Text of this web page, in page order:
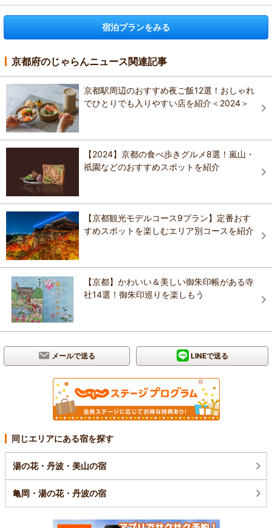
宿泊プランをみる
京都府のじゃらんニュース関連記事
京都駅周辺のおすすめ夜ご飯12選！おしゃれ
でひとりでも入りやすい店を紹介＜2024＞
【2024】京都の食べ歩きグルメ8選！嵐山・
祇園などのおすすめスポットを紹介
【京都観光モデルコース9プラン】定番おす
すめスポットを楽しむエリア別コースを紹介
【京都】かわいい＆美しい御朱印帳がある寺
社14選！御朱印巡りを楽しもう
メールで送る LINEで送る
同じエリアにある宿を探す
湯の花・丹波・美山の宿
亀岡・湯の花・丹波の宿